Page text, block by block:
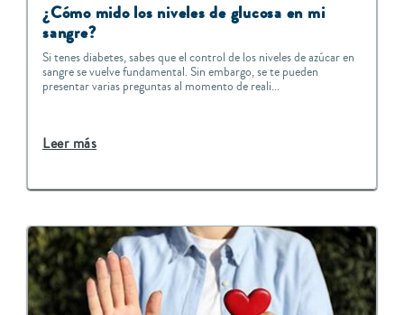
¿Cómo mido los niveles de glucosa en mi
sangre?
Si tenes diabetes, sabes que el control de los niveles de azúcar en
sangre se vuelve fundamental. Sin embargo, se te pueden
presentar varias preguntas al momento de reali...
Leer más